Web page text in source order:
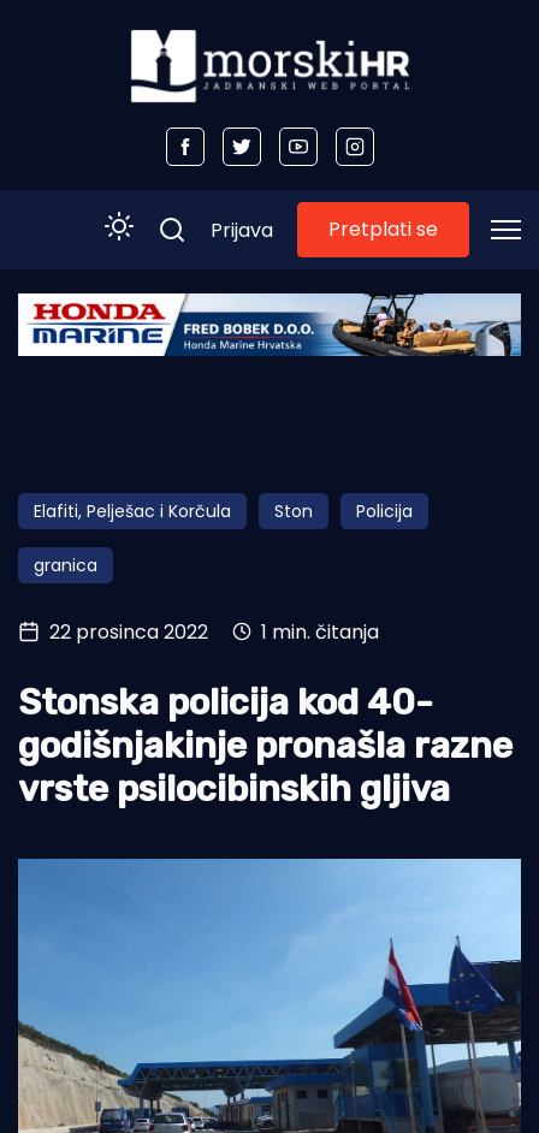
Početna
Obala
Otoci
Turizam i nautika
Pomorstvo
Ekologija
Tradicija i kultura
Prijava Pretplati se
Elafiti, Pelješac i Korčula Ston Policija
granica
22 prosinca 2022 1 min. čitanja
Stonska policija kod 40-
godišnjakinje pronašla razne
vrste psilocibinskih gljiva